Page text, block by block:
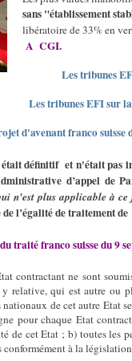
sans "établissement
libératoire de 33% en
A CGI.
Les tribunes
Les tribunes EFI sur
d'avenant franco suisse
était définitif et n'était pas
d’appel de
n'est plus applicable à
l’égalité de traitement de
traité franco suisse du 9
contractant ne sont
relative, qui est autre ou
de cet autre Etat
pour chaque Etat
de cet Etat ; b) toutes les
conformément à la